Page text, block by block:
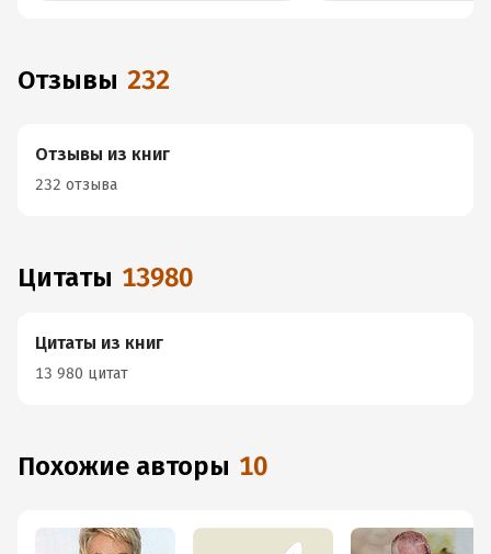
Отзывы 232
Отзывы из книг
232 отзыва
Цитаты 13980
Цитаты из книг
13 980 цитат
Похожие авторы 10